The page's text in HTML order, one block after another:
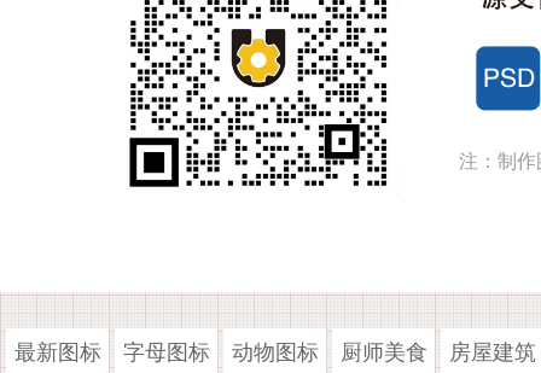
注：制作
最新图标 字母图标 动物图标 厨师美食 房屋建筑